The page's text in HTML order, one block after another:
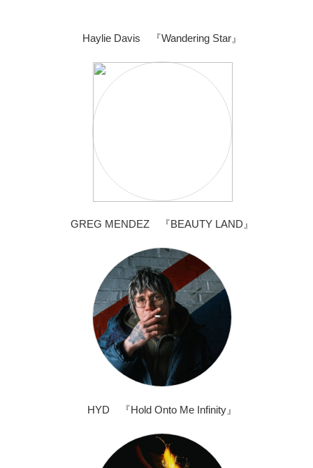
Haylie Davis 『Wandering Star』
GREG MENDEZ 『BEAUTY LAND』
HYD 『Hold Onto Me Infinity』